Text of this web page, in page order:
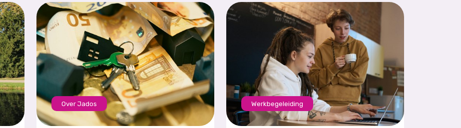
Over Jados Werkbegeleiding